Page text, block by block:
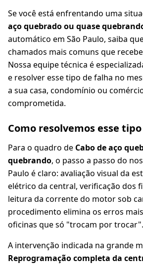
Se você está enfrentando uma
aço quebrado ou quase
automático em São Paulo, saiba
chamados mais comuns que
Nossa equipe técnica é
e resolver esse tipo de falha no
a sua casa, condomínio ou
comprometida.
Como resolvemos esse
Para o quadro de Cabo de aço
quebrando, o passo a passo do
Paulo é claro: avaliação visual da
elétrico da central, verificação dos
leitura da corrente do motor sob
procedimento elimina os erros
oficinas que só "trocam por trocar".
A intervenção indicada na grande
Reprogramação completa da